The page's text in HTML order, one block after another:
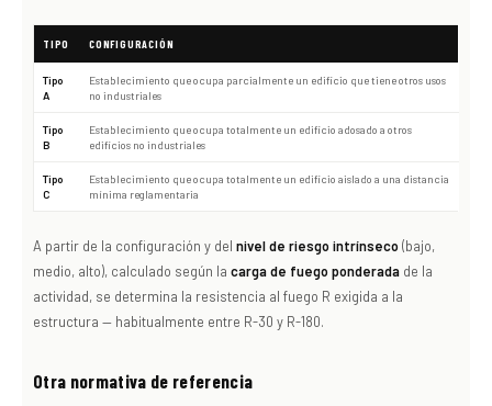
TIPO CONFIGURACIÓN
Tipo
A
Establecimiento que ocupa parcialmente un edificio que tiene otros usos
no industriales
Tipo
B
Establecimiento que ocupa totalmente un edificio adosado a otros
edificios no industriales
Tipo
C
Establecimiento que ocupa totalmente un edificio aislado a una distancia
mínima reglamentaria
A partir de la configuración y del nivel de riesgo intrínseco(bajo,
medio, alto), calculado según la carga de fuego ponderada de la
actividad, se determina la resistencia al fuego R exigida a la
estructura — habitualmente entre R-30 y R-180.
Otra normativa de referencia